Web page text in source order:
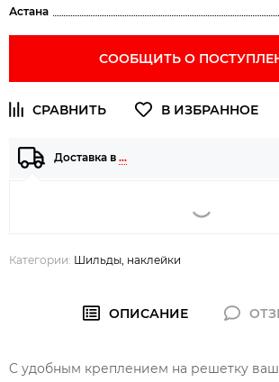
Астана
СООБЩИТЬ О
Доставка в …
Категории: Шильды, наклейки
ОПИСАНИЕ
C удобным креплением на решетку